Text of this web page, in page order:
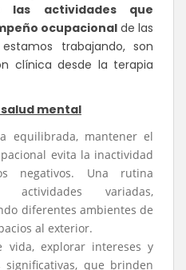
las actividades que
ocupacionalde las
trabajando, son
clínica desde la terapia
mental
equilibrada, mantener el
evita la inactividad
negativos. Una rutina
actividades variadas,
diferentes ambientes de
al exterior.
vida, explorar intereses y
significativas, que brinden